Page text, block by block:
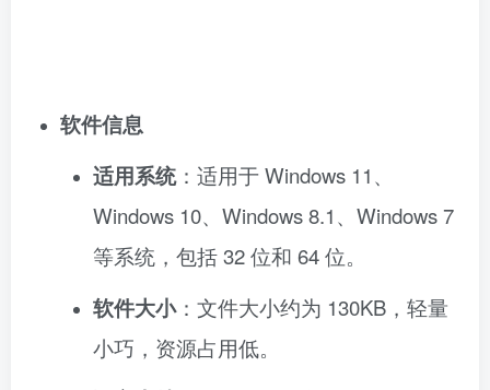
软件信息
适用系统：适用于 Windows 11、
Windows 10、Windows 8.1、Windows 7
等系统，包括 32 位和 64 位。
软件大小：文件大小约为 130KB，轻量
小巧，资源占用低。